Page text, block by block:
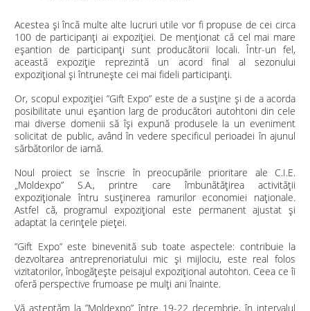
Acestea și încă multe alte lucruri utile vor fi propuse de cei circa
100 de participanți ai expoziției. De menționat că cel mai mare
eșantion de participanți sunt producătorii locali. Într-un fel,
această expoziție reprezintă un acord final al sezonului
expozițional și întrunește cei mai fideli participanți.
Or, scopul expoziției ”Gift Expo” este de a susține și de a acorda
posibilitate unui eșantion larg de producători autohtoni din cele
mai diverse domenii să își expună produsele la un eveniment
solicitat de public, având în vedere specificul perioadei în ajunul
sărbătorilor de iarnă.
Noul proiect se înscrie în preocupările prioritare ale C.I.E.
„Moldexpo” S.A., printre care îmbunătățirea activității
expoziționale întru susținerea ramurilor economiei naționale.
Astfel că, programul expozițional este permanent ajustat și
adaptat la cerințele pieței.
”Gift Expo” este binevenită sub toate aspectele: contribuie la
dezvoltarea antreprenoriatului mic și mijlociu, este real folos
vizitatorilor, înbogățește peisajul expozițional autohton. Ceea ce îi
oferă perspective frumoase pe mulți ani înainte.
Vă așteptăm la ”Moldexpo” între 19-22 decembrie, în intervalul